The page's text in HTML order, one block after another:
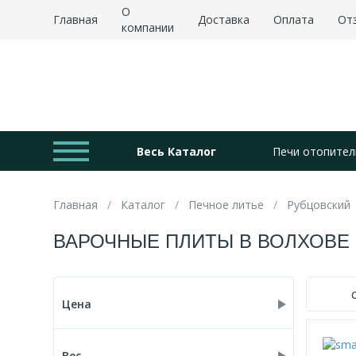
Главная
О
компании
Доставка Оплата
Весь Каталог Печи
Главная Каталог Печное литье Рубцовский
ВАРОЧНЫЕ ПЛИТЫ В ВОЛХОВЕ
Цена